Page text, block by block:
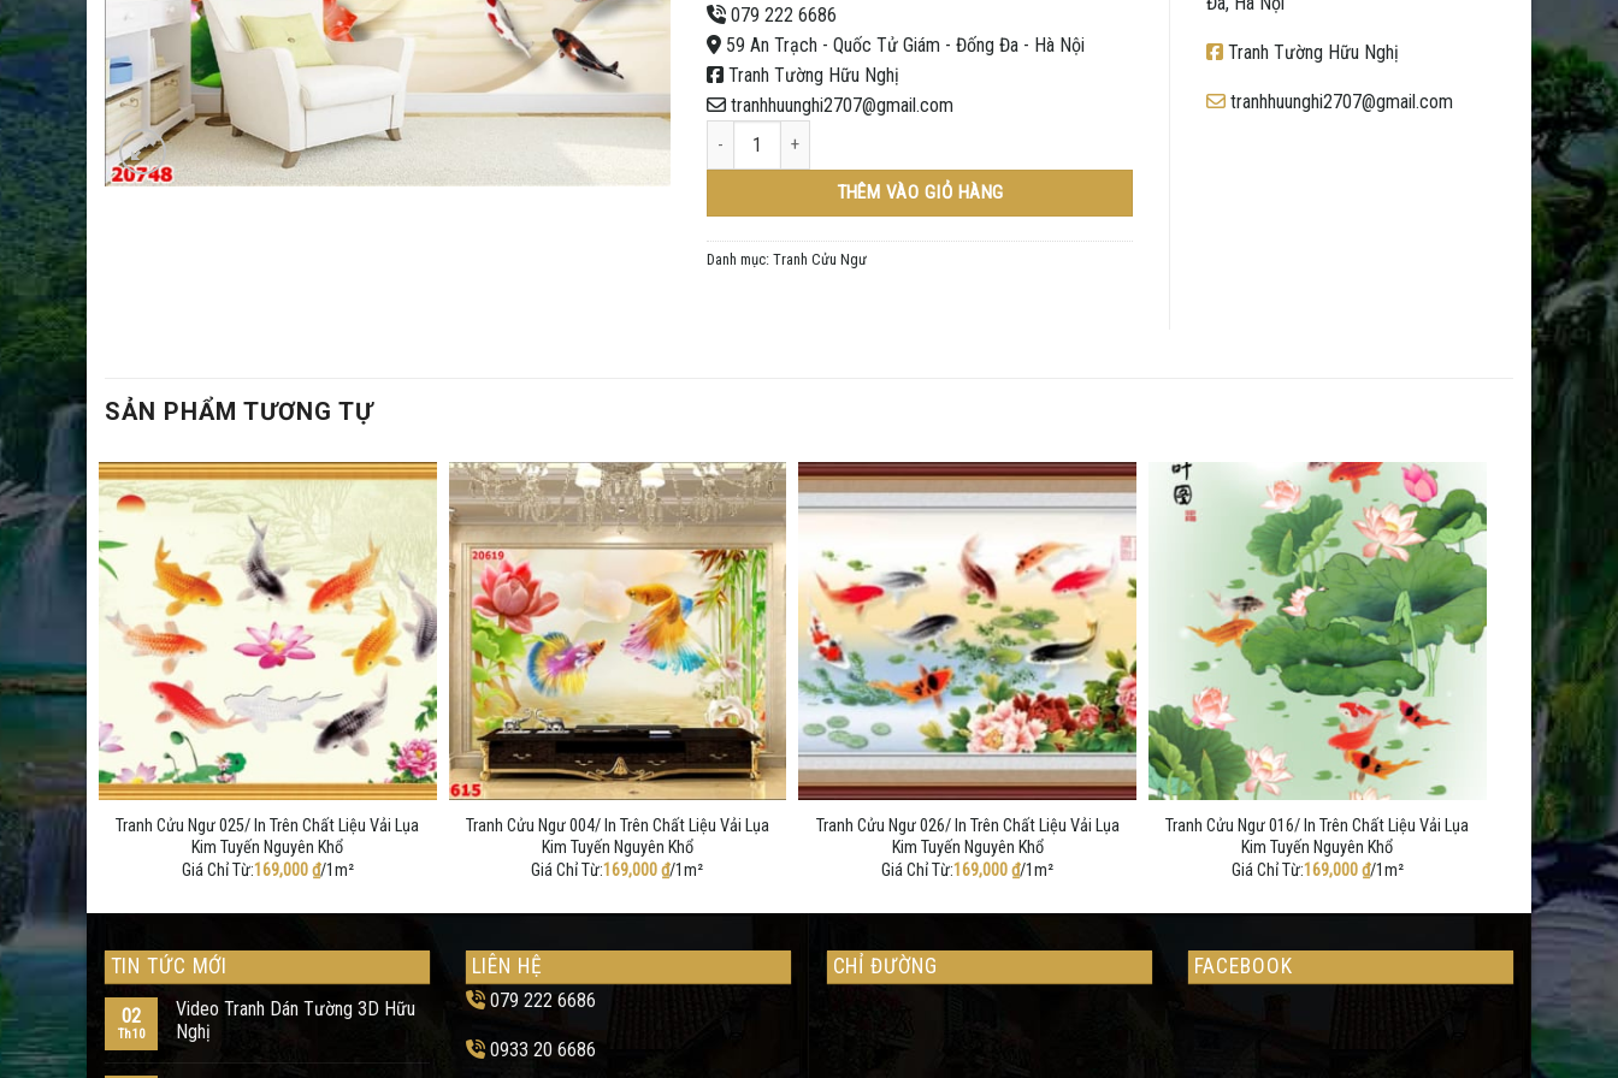
079 222 6686
59 An Trạch - Quốc Tử Giám - Đống Đa - Hà Nội
Tranh Tường Hữu Nghị
tranhhuunghi2707@gmail.com
Tranh Cửu Ngư 010/ In Trên Chất Liệu Vải Lụa Kim Tuyến Nguyên Khổ số lượng
THÊM VÀO GIỎ HÀNG
Danh mục: Tranh Cửu Ngư
Tranh Tường Hữu Nghị
tranhhuunghi2707@gmail.com
SẢN PHẨM TƯƠNG TỰ
Tranh Cửu Ngư 025/ In Trên Chất Liệu Vải Lụa
Kim Tuyến Nguyên Khổ
Giá Chỉ Từ:169,000₫/1m²
Tranh Cửu Ngư 004/ In Trên Chất Liệu Vải Lụa
Kim Tuyến Nguyên Khổ
Giá Chỉ Từ:169,000₫/1m²
Tranh Cửu Ngư 026/ In Trên Chất Liệu Vải Lụa
Kim Tuyến Nguyên Khổ
Giá Chỉ Từ:169,000₫/1m²
Tranh Cửu Ngư 016/ In Trên Chất Liệu Vải Lụa
Kim Tuyến Nguyên Khổ
Giá Chỉ Từ:169,000₫/1m²
Vải Lụa
TIN TỨC MỚI
02
Th10
Video Tranh Dán Tường 3D Hữu
Nghị
LIÊN HỆ
079 222 6686
0933 20 6686
CHỈ ĐƯỜNG FACEBOOK